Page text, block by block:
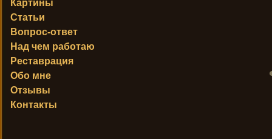
Картины
Статьи
Вопрос-ответ
Над чем работаю
Реставрация
Обо мне
Отзывы
Контакты